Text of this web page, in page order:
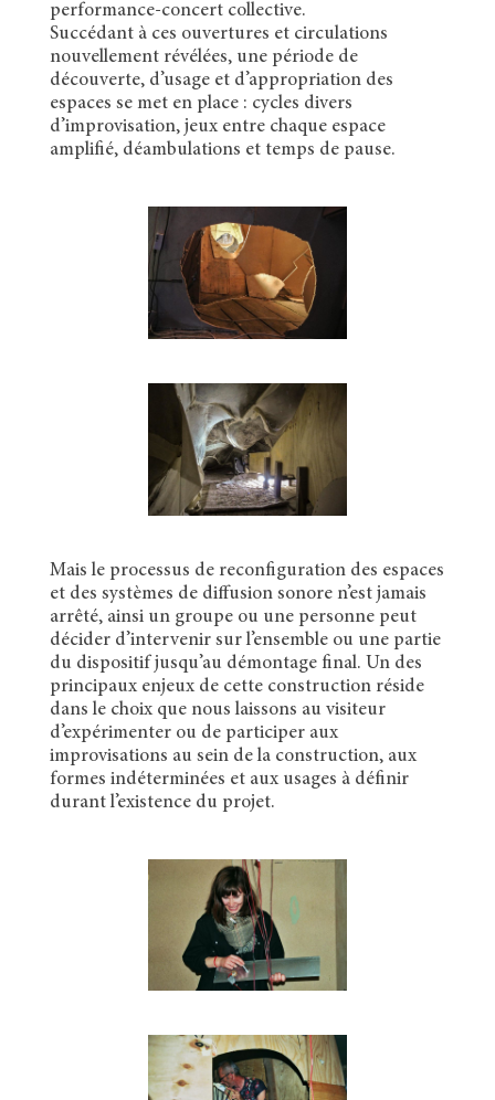
performance-concert collective.
Succédant à ces ouvertures et circulations
nouvellement révélées, une période de
découverte, d’usage et d’appropriation des
espaces se met en place : cycles divers
d’improvisation, jeux entre chaque espace
amplifié, déambulations et temps de pause.
Mais le processus de reconfiguration des espaces
et des systèmes de diffusion sonore n’est jamais
arrêté, ainsi un groupe ou une personne peut
décider d’intervenir sur l’ensemble ou une partie
du dispositif jusqu’au démontage final. Un des
principaux enjeux de cette construction réside
dans le choix que nous laissons au visiteur
d’expérimenter ou de participer aux
improvisations au sein de la construction, aux
formes indéterminées et aux usages à définir
durant l’existence du projet.